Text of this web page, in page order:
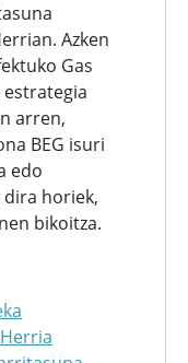
Azken
Gas
arren,
BEG isuri
edo
dira horiek,
bikoitza.